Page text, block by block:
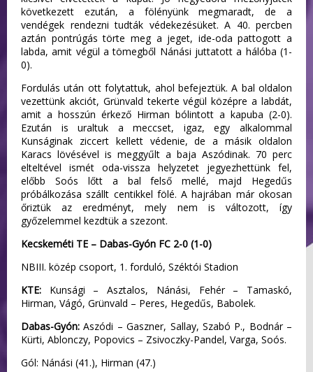
következett ezután, a fölényünk megmaradt, de a
vendégek rendezni tudták védekezésüket. A 40. percben
aztán pontrúgás törte meg a jeget, ide-oda pattogott a
labda, amit végül a tömegből Nánási juttatott a hálóba (1-
0).
Fordulás után ott folytattuk, ahol befejeztük. A bal oldalon
vezettünk akciót, Grünvald tekerte végül középre a labdát,
amit a hosszún érkező Hirman bólintott a kapuba (2-0).
Ezután is uraltuk a meccset, igaz, egy alkalommal
Kunságinak ziccert kellett védenie, de a másik oldalon
Karacs lövésével is meggyűlt a baja Aszódinak. 70 perc
elteltével ismét oda-vissza helyzetet jegyezhettünk fel,
előbb Soós lőtt a bal felső mellé, majd Hegedűs
próbálkozása szállt centikkel fölé. A hajrában már okosan
őriztük az eredményt, mely nem is változott, így
győzelemmel kezdtük a szezont.
Kecskeméti TE – Dabas-Gyón FC 2-0 (1-0)
NBIII. közép csoport, 1. forduló, Széktói Stadion
KTE: Kunsági – Asztalos, Nánási, Fehér – Tamaskó,
Hirman, Vágó, Grünvald – Peres, Hegedűs, Babolek.
Dabas-Gyón: Aszódi – Gaszner, Sallay, Szabó P., Bodnár –
Kürti, Ablonczy, Popovics – Zsivoczky-Pandel, Varga, Soós.
Gól: Nánási (41.), Hirman (47.)